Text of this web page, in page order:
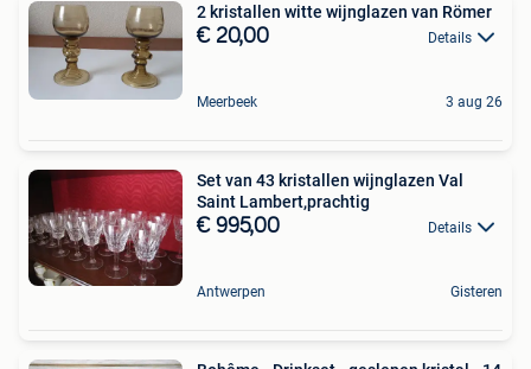
2 kristallen witte wijnglazen van Römer
€ 20,00 Details
Meerbeek 3 aug 26
Set van 43 kristallen wijnglazen Val
Saint Lambert,prachtig
€ 995,00 Details
Antwerpen Gisteren